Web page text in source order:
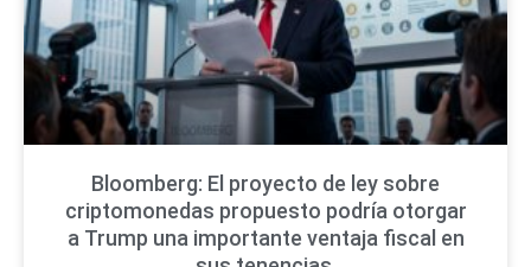
Bloomberg: El proyecto de ley sobre
criptomonedas propuesto podría otorgar
a Trump una importante ventaja fiscal en